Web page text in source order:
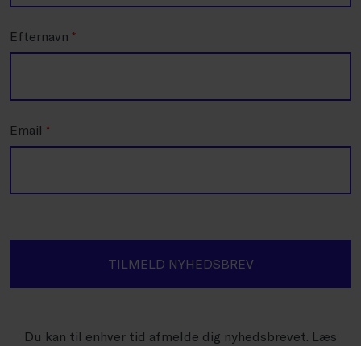
Efternavn *
Email *
TILMELD NYHEDSBREV
Du kan til enhver tid afmelde dig nyhedsbrevet. Læs